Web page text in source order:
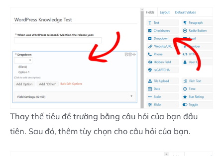
Thay thế tiêu đề trường bằng câu hỏi của bạn đầu
tiên. Sau đó, thêm tùy chọn cho câu hỏi của bạn.